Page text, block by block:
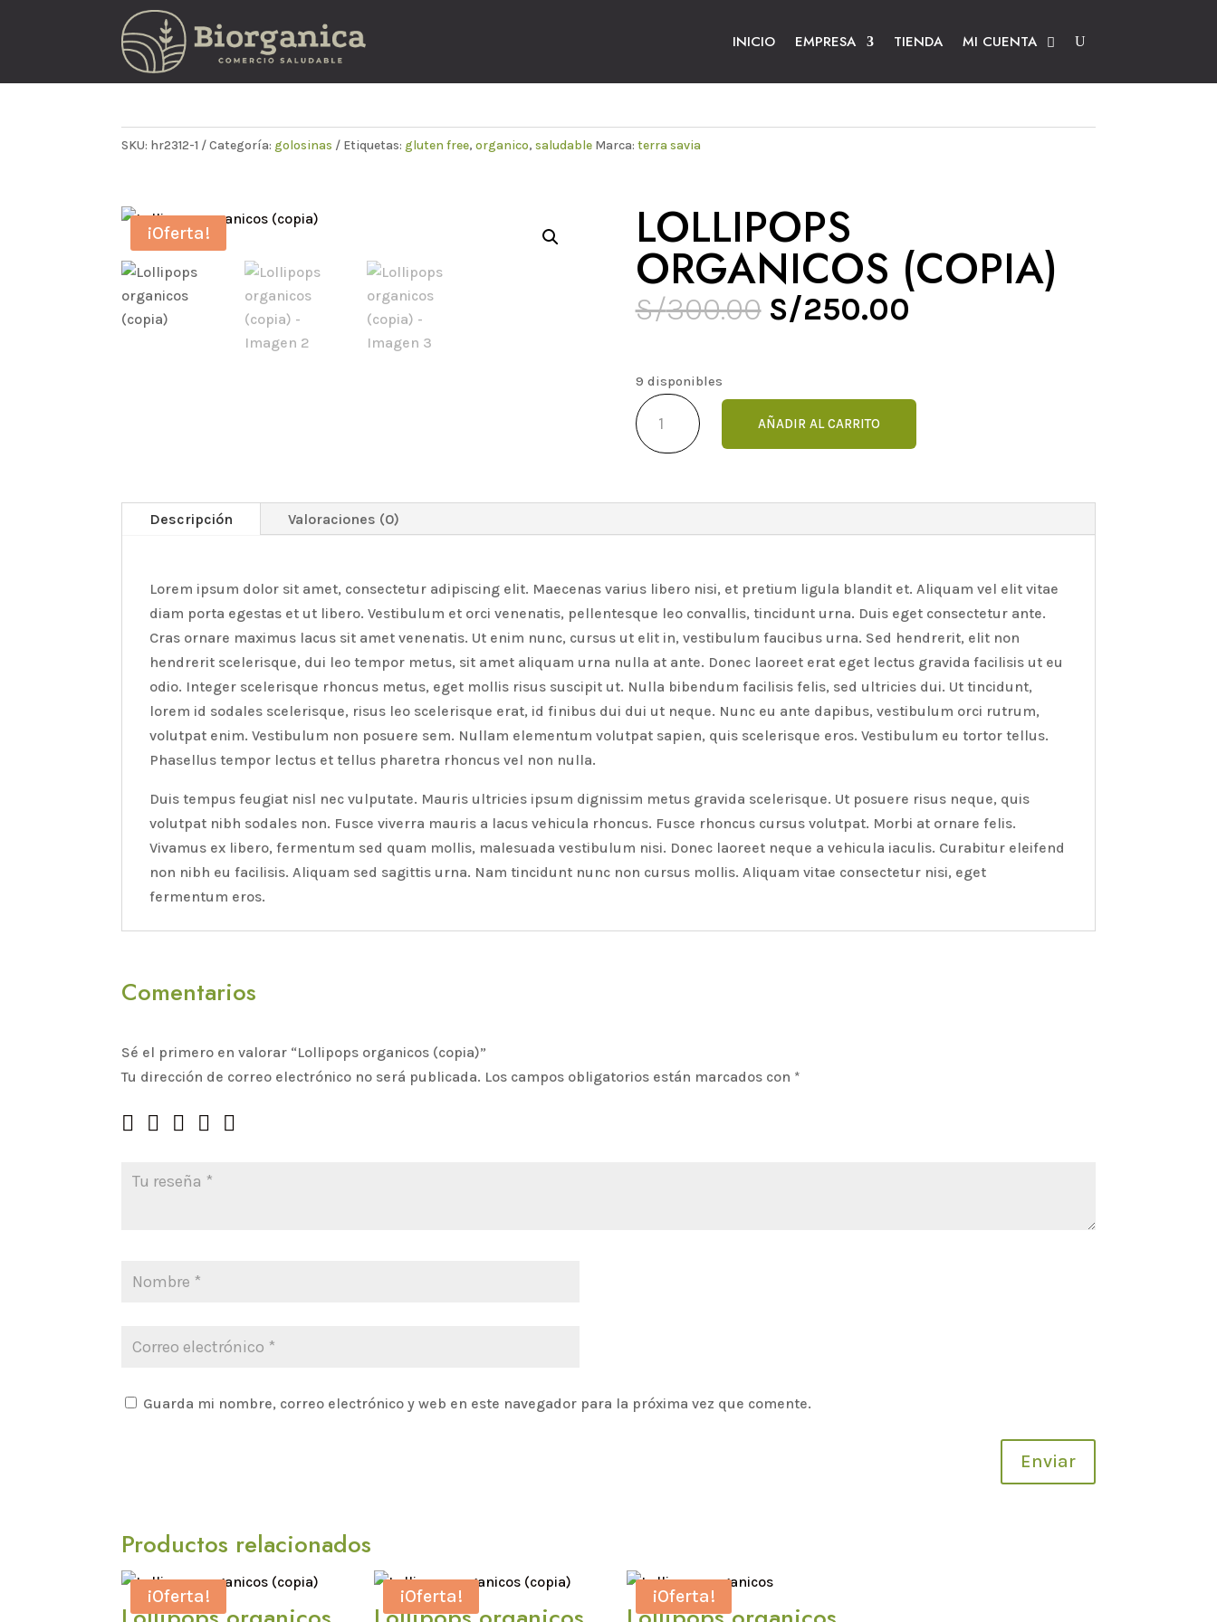
INICIO EMPRESA TIENDA MI CUENTA
SKU: hr2312-1 Categoría: golosinas Etiquetas: gluten free,organico,saludable Marca:terra savia
¡Oferta! LOLLIPOPS
ORGANICOS (COPIA)
S/300.00 El
precio
S/300.00.
S/250.00
S/250.00.
9 disponibles
Lollipops
organicos
(copia)
AÑADIR AL CARRITO
Descripción Valoraciones (0)
Lorem ipsum dolor sit amet, consectetur adipiscing elit. Maecenas varius libero nisi, et pretium ligula blandit et. Aliquam vel elit vitae
diam porta egestas et ut libero. Vestibulum et orci venenatis, pellentesque leo convallis, tincidunt urna. Duis eget consectetur ante.
Cras ornare maximus lacus sit amet venenatis. Ut enim nunc, cursus ut elit in, vestibulum faucibus urna. Sed hendrerit, elit non
hendrerit scelerisque, dui leo tempor metus, sit amet aliquam urna nulla at ante. Donec laoreet erat eget lectus gravida facilisis ut eu
odio. Integer scelerisque rhoncus metus, eget mollis risus suscipit ut. Nulla bibendum facilisis felis, sed ultricies dui. Ut tincidunt,
lorem id sodales scelerisque, risus leo scelerisque erat, id finibus dui dui ut neque. Nunc eu ante dapibus, vestibulum orci rutrum,
volutpat enim. Vestibulum non posuere sem. Nullam elementum volutpat sapien, quis scelerisque eros. Vestibulum eu tortor tellus.
Phasellus tempor lectus et tellus pharetra rhoncus vel non nulla.
Duis tempus feugiat nisl nec vulputate. Mauris ultricies ipsum dignissim metus gravida scelerisque. Ut posuere risus neque, quis
volutpat nibh sodales non. Fusce viverra mauris a lacus vehicula rhoncus. Fusce rhoncus cursus volutpat. Morbi at ornare felis.
Vivamus ex libero, fermentum sed quam mollis, malesuada vestibulum nisi. Donec laoreet neque a vehicula iaculis. Curabitur eleifend
non nibh eu facilisis. Aliquam sed sagittis urna. Nam tincidunt nunc non cursus mollis. Aliquam vitae consectetur nisi, eget
fermentum eros.
Comentarios
Sé el primero en valorar “Lollipops organicos (copia)”
Tu dirección de correo electrónico no será publicada. Los campos obligatorios están marcados con *
Guarda mi nombre, correo electrónico y web en este navegador para la próxima vez que comente.
Enviar
Productos relacionados
¡Oferta! ¡Oferta! ¡Oferta!